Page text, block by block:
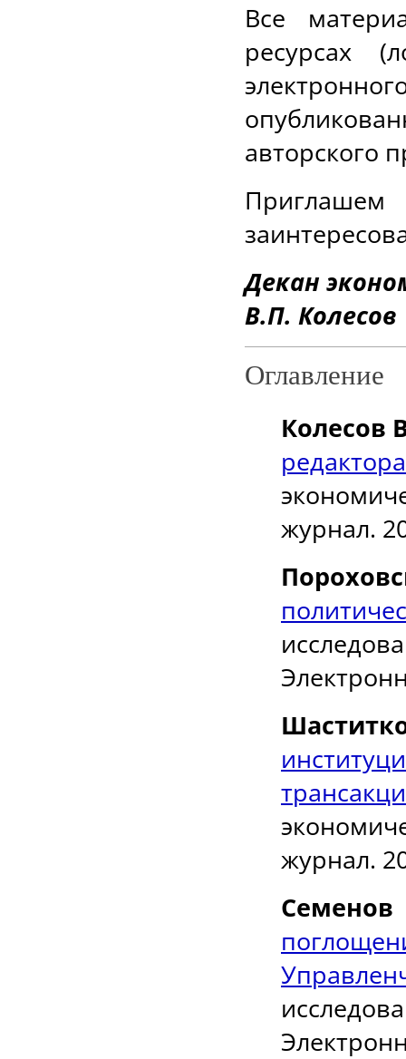
Все
ресурсах
авторского
Декан
В.П. Колесов
Оглавление
Колесов
редактора
журнал.
журнал.